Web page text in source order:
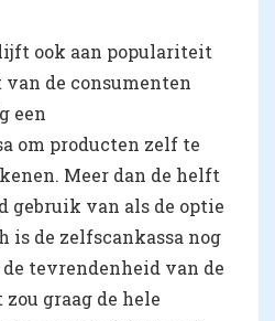
ook aan populariteit
de consumenten
een
om producten zelf te
Meer dan de helft
gebruik van als de optie
is de zelfscankassa nog
tevrendenheid van de
graag de hele